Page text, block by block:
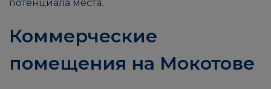
потенциала места.
Коммерческие
помещения на Мокотове